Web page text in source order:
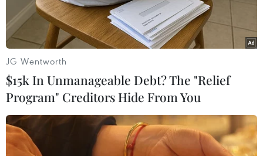
JG Wentworth
$15k In Unmanageable Debt? The "Relief
Program" Creditors Hide From You